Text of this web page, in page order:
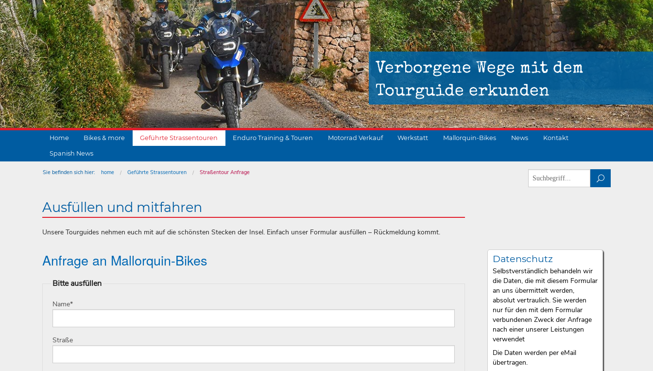
Verborgene Wege mit dem
Tourguide erkunden
Home Bikes & more Geführte Strassentouren Enduro Training & Touren Motorrad Verkauf Werkstatt Mallorquin-Bikes News Kontakt
Spanish News
Sie befinden sich hier: home Geführte Strassentouren
Straßentour Anfrage
Datenschutz
Selbstverständlich behandeln wir
die Daten, die mit diesem Formular
an uns übermittelt werden,
absolut vertraulich. Sie werden
nur für den mit dem Formular
verbundenen Zweck der Anfrage
nach einer unserer Leistungen
verwendet
Die Daten werden per eMail
übertragen.
Ausfüllen und mitfahren
Unsere Tourguides nehmen euch mit auf die schönsten Stecken der Insel. Einfach unser Formular ausfüllen – Rückmeldung kommt.
Anfrage an Mallorquin-Bikes
Bitte ausfüllen
Name*
Straße